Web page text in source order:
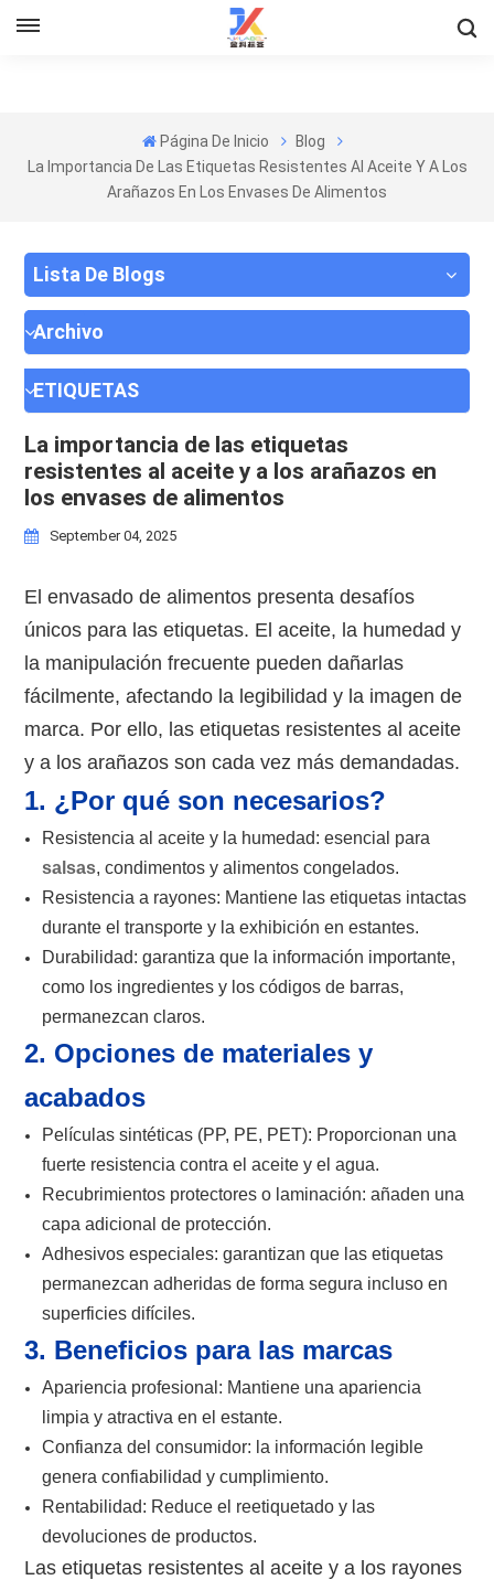
Página De Inicio
Blog
La Importancia De Las Etiquetas Resistentes Al Aceite Y A Los
Arañazos En Los Envases De Alimentos
Lista De Blogs
Archivo
ETIQUETAS
La importancia de las etiquetas
resistentes al aceite y a los arañazos en
los envases de alimentos
September 04, 2025
El envasado de alimentos presenta desafíos
únicos para las etiquetas. El aceite, la humedad y
la manipulación frecuente pueden dañarlas
fácilmente, afectando la legibilidad y la imagen de
marca. Por ello, las etiquetas resistentes al aceite
y a los arañazos son cada vez más demandadas.
1. ¿Por qué son necesarios?
Resistencia al aceite y la humedad: esencial para
salsas, condimentos y alimentos congelados.
Resistencia a rayones: Mantiene las etiquetas intactas
durante el transporte y la exhibición en estantes.
Durabilidad: garantiza que la información importante,
como los ingredientes y los códigos de barras,
permanezcan claros.
2. Opciones de materiales y
acabados
Películas sintéticas (PP, PE, PET): Proporcionan una
fuerte resistencia contra el aceite y el agua.
Recubrimientos protectores o laminación: añaden una
capa adicional de protección.
Adhesivos especiales: garantizan que las etiquetas
permanezcan adheridas de forma segura incluso en
superficies difíciles.
3. Beneficios para las marcas
Apariencia profesional: Mantiene una apariencia
limpia y atractiva en el estante.
Confianza del consumidor: la información legible
genera confiabilidad y cumplimiento.
Rentabilidad: Reduce el reetiquetado y las
devoluciones de productos.
Las etiquetas resistentes al aceite y a los rayones